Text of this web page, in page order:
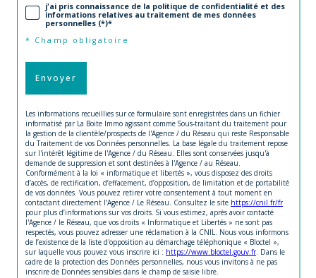
j'ai pris connaissance de la politique de confidentialité et des
informations relatives au traitement de mes données
personnelles (*)*
* Champ obligatoire
Envoyer
Les informations recueillies sur ce formulaire sont enregistrées dans un fichier
informatisé par La Boite Immo agissant comme Sous-traitant du traitement pour
la gestion de la clientèle/prospects de l'Agence / du Réseau qui reste Responsable
du Traitement de vos Données personnelles. La base légale du traitement repose
sur l'intérêt légitime de l'Agence / du Réseau. Elles sont conservées jusqu'à
demande de suppression et sont destinées à l'Agence / au Réseau.
Conformément à la loi « informatique et libertés », vous disposez des droits
d’accès, de rectification, d’effacement, d’opposition, de limitation et de portabilité
de vos données. Vous pouvez retirer votre consentement à tout moment en
contactant directement l’Agence / Le Réseau. Consultez le site https://cnil.fr/fr
pour plus d’informations sur vos droits. Si vous estimez, après avoir contacté
l'Agence / le Réseau, que vos droits « Informatique et Libertés » ne sont pas
respectés, vous pouvez adresser une réclamation à la CNIL. Nous vous informons
de l’existence de la liste d'opposition au démarchage téléphonique « Bloctel »,
sur laquelle vous pouvez vous inscrire ici : https://www.bloctel.gouv.fr. Dans le
cadre de la protection des Données personnelles, nous vous invitons à ne pas
inscrire de Données sensibles dans le champ de saisie libre.